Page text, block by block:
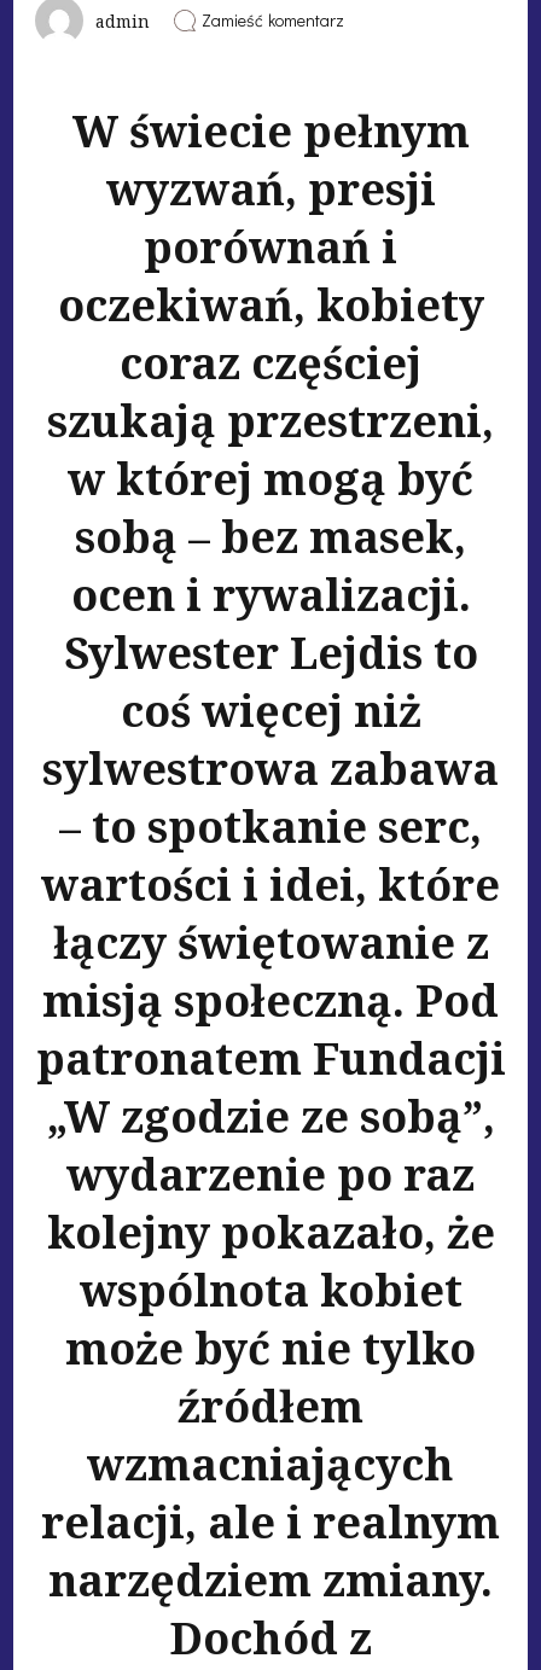
admin Zamieść komentarz
W świecie pełnym
wyzwań, presji
porównań i
oczekiwań, kobiety
coraz częściej
szukają przestrzeni,
w której mogą być
sobą – bez masek,
ocen i rywalizacji.
Sylwester Lejdis to
coś więcej niż
sylwestrowa zabawa
– to spotkanie serc,
wartości i idei, które
łączy świętowanie z
misją społeczną. Pod
patronatem Fundacji
„W zgodzie ze sobą”,
wydarzenie po raz
kolejny pokazało, że
wspólnota kobiet
może być nie tylko
źródłem
wzmacniających
relacji, ale i realnym
narzędziem zmiany.
Dochód z